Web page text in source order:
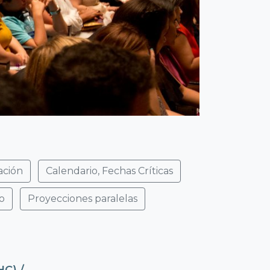
Calendario, Fechas Críticas
Proyecciones paralelas